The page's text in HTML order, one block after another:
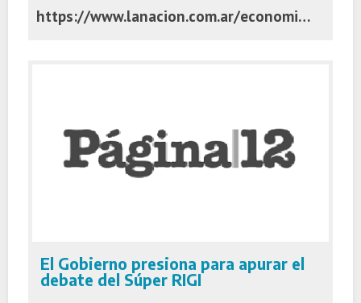
https://www.lanacion.com.ar/economia/el-gobierno-anuncio-que-mandara-una-version-renovada-de-la-ley-de-inocencia-fiscal-nid02062026/
El Gobierno presiona para apurar el
debate del Súper RIGI